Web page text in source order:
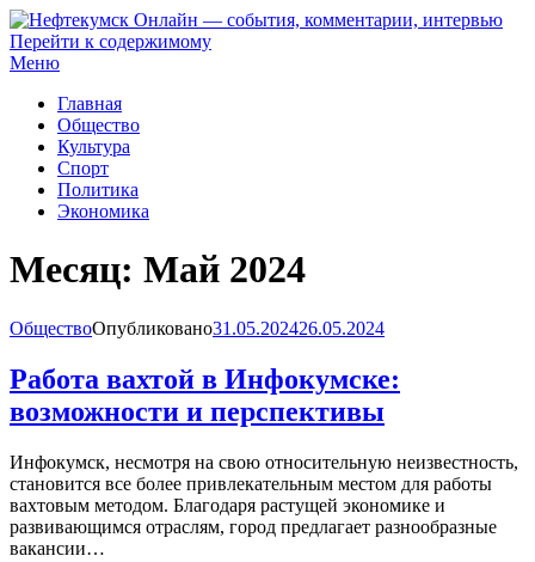
Нефтекумск Онлайн — события, комментарии, интервью
Перейти к содержимому
Меню
Главная
Общество
Культура
Спорт
Политика
Экономика
Месяц: Май 2024
ОбществоОпубликовано31.05.202426.05.2024
Работа вахтой в Инфокумске:
возможности и перспективы
Инфокумск, несмотря на свою относительную неизвестность,
становится все более привлекательным местом для работы
вахтовым методом. Благодаря растущей экономике и
развивающимся отраслям, город предлагает разнообразные
вакансии…